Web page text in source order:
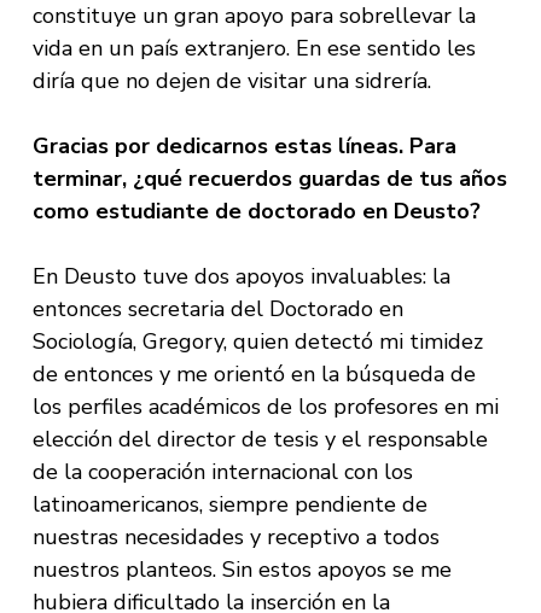
constituye un gran apoyo para sobrellevar la
vida en un país extranjero. En ese sentido les
diría que no dejen de visitar una sidrería.
Gracias por dedicarnos estas líneas. Para
terminar, ¿qué recuerdos guardas de tus años
como estudiante de doctorado en Deusto?
En Deusto tuve dos apoyos invaluables: la
entonces secretaria del Doctorado en
Sociología, Gregory, quien detectó mi timidez
de entonces y me orientó en la búsqueda de
los perfiles académicos de los profesores en mi
elección del director de tesis y el responsable
de la cooperación internacional con los
latinoamericanos, siempre pendiente de
nuestras necesidades y receptivo a todos
nuestros planteos. Sin estos apoyos se me
hubiera dificultado la inserción en la